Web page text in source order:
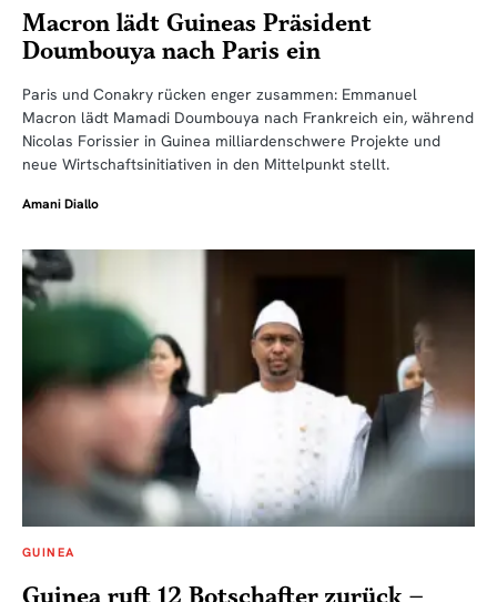
Macron lädt Guineas Präsident
Doumbouya nach Paris ein
Paris und Conakry rücken enger zusammen: Emmanuel
Macron lädt Mamadi Doumbouya nach Frankreich ein, während
Nicolas Forissier in Guinea milliardenschwere Projekte und
neue Wirtschaftsinitiativen in den Mittelpunkt stellt.
Amani Diallo
GUINEA